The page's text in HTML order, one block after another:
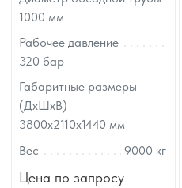
1000 мм
Рабочее давление
320 бар
Габаритные размеры
(ДхШхВ)
3800х2110х1440 мм
Вес
9000 кг
Цена по запросу